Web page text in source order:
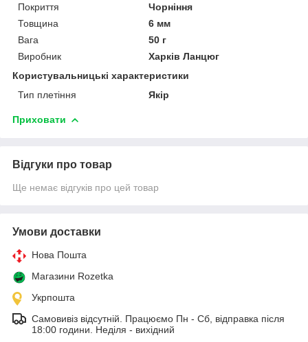
Покриття
Чорніння
Товщина
6 мм
Вага
50 г
Виробник
Харків Ланцюг
Користувальницькі характеристики
Тип плетіння
Якір
Приховати
Відгуки про товар
Ще немає відгуків про цей товар
Умови доставки
Нова Пошта
Магазини Rozetka
Укрпошта
Самовивіз відсутній. Працюємо Пн - Сб, відправка після
18:00 години. Неділя - вихідний